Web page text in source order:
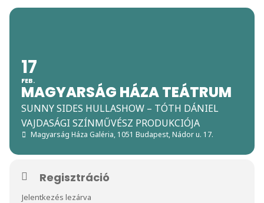
17
FEB.
MAGYARSÁG HÁZA TEÁTRUM
SUNNY SIDES HULLASHOW – TÓTH DÁNIEL
VAJDASÁGI SZÍNMŰVÉSZ PRODUKCIÓJA
Magyarság Háza Galéria, 1051 Budapest, Nádor u. 17.
Regisztráció
Jelentkezés lezárva